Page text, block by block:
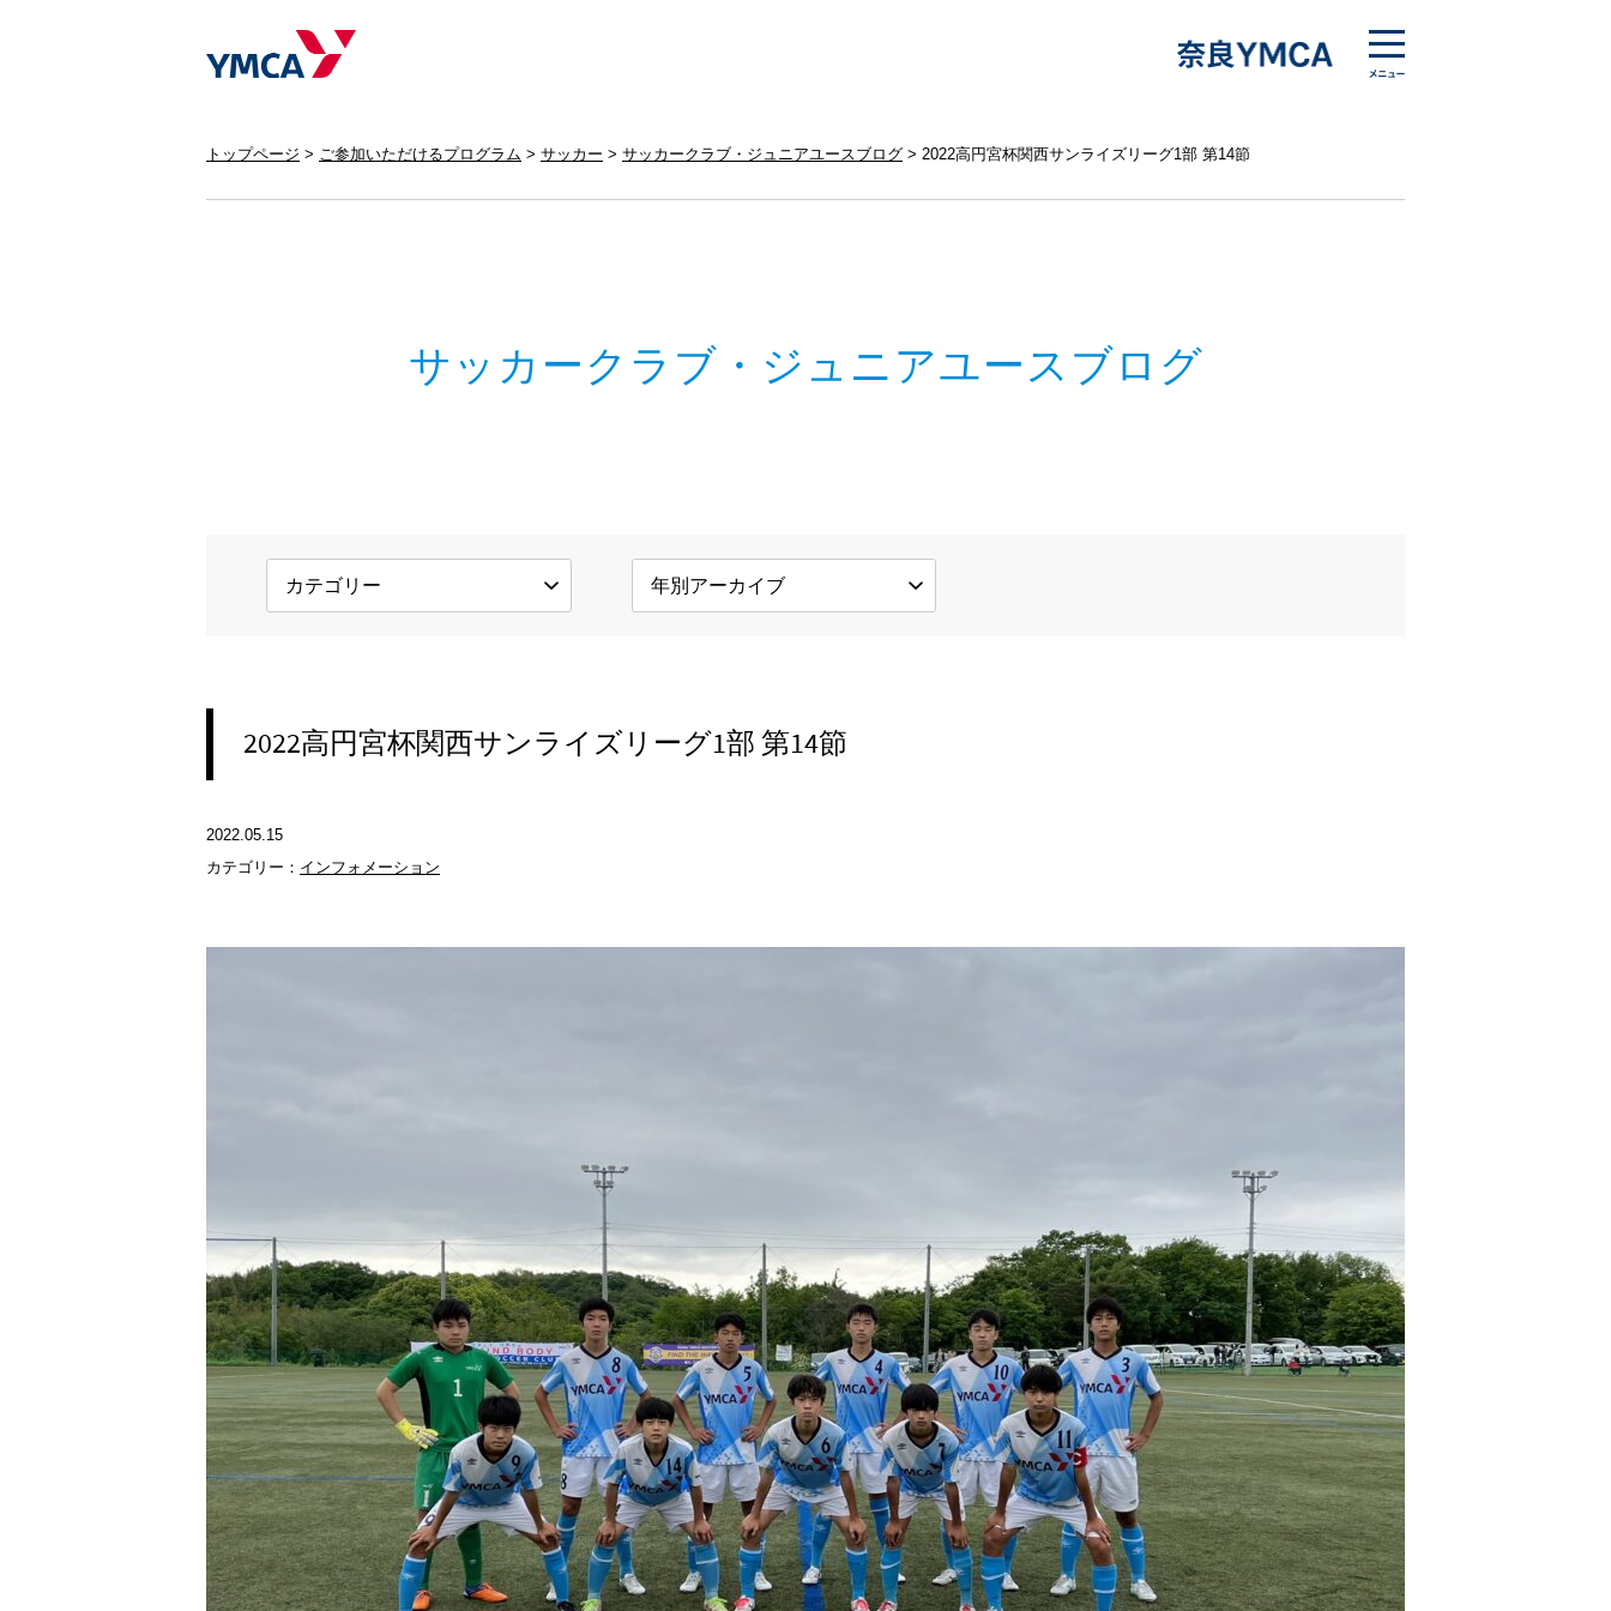
トップページ ご参加いただけるプログラム サッカー サッカークラブ・ジュニアユースブログ 2022高円宮杯関西サンライズリーグ1部 第14節
サッカークラブ・ジュニアユースブログ
2022高円宮杯関西サンライズリーグ1部 第14節
2022.05.15
カテゴリー： インフォメーション